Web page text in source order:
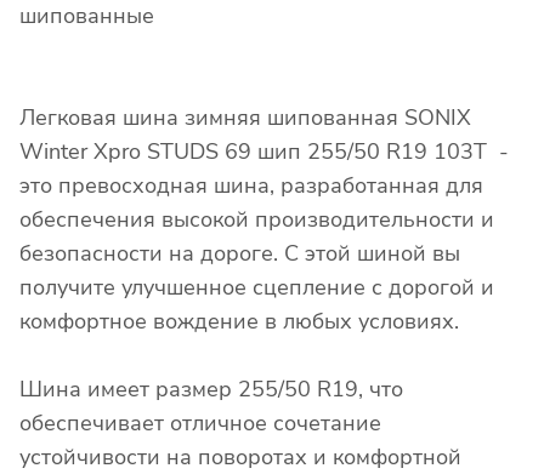
шипованные
Легковая шина зимняя шипованная SONIX
Winter Xpro STUDS 69 шип 255/50 R19 103T -
это превосходная шина, разработанная для
обеспечения высокой производительности и
безопасности на дороге. С этой шиной вы
получите улучшенное сцепление с дорогой и
комфортное вождение в любых условиях.
Шина имеет размер 255/50 R19, что
обеспечивает отличное сочетание
устойчивости на поворотах и комфортной